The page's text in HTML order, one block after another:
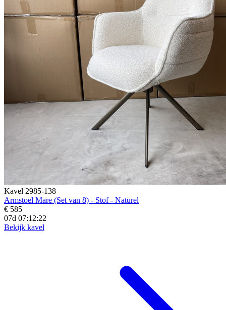
Kavel 2985-138
Armstoel Mare (Set van 8) - Stof - Naturel
€ 585
07d 07:12:21
Bekijk kavel